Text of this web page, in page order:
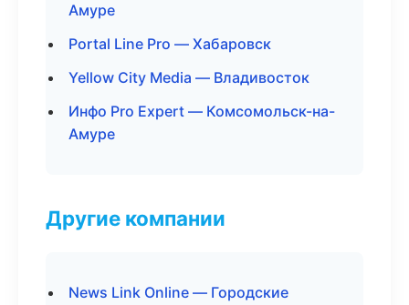
Амуре
Portal Line Pro — Хабаровск
Yellow City Media — Владивосток
Инфо Pro Expert — Комсомольск-на-
Амуре
Другие компании
News Link Online — Городские